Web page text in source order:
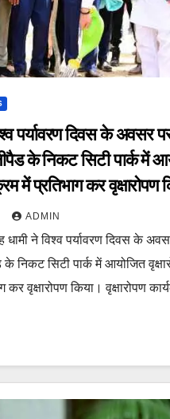
पर्यावरण दिवस के अवसर
के निकट सिटी पार्क में
में प्रतिभाग कर वृक्षारोपण
ADMIN
धामी ने विश्व पर्यावरण दिवस के
निकट सिटी पार्क में आयोजित
कर वृक्षारोपण किया। वृक्षारोपण